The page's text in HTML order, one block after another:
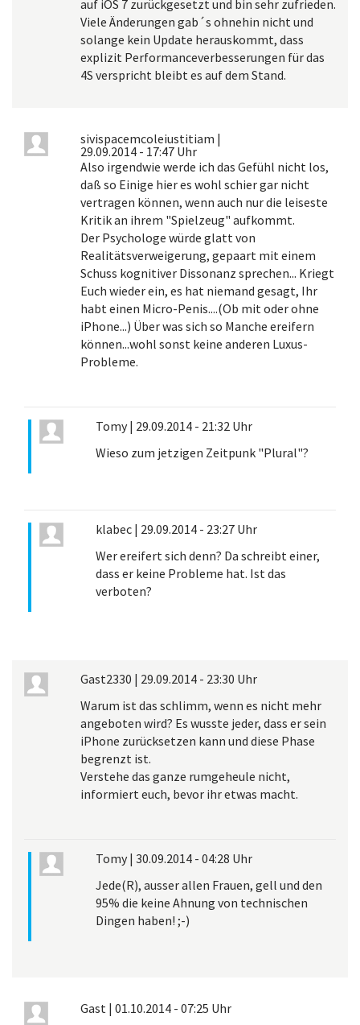
auf iOS 7 zurückgesetzt und bin sehr zufrieden.
Viele Änderungen gab´s ohnehin nicht und
solange kein Update herauskommt, dass
explizit Performanceverbesserungen für das
4S verspricht bleibt es auf dem Stand.
sivispacemcoleiustitiam |
29.09.2014 - 17:47 Uhr
Also irgendwie werde ich das Gefühl nicht los,
daß so Einige hier es wohl schier gar nicht
vertragen können, wenn auch nur die leiseste
Kritik an ihrem "Spielzeug" aufkommt.
Der Psychologe würde glatt von
Realitätsverweigerung, gepaart mit einem
Schuss kognitiver Dissonanz sprechen... Kriegt
Euch wieder ein, es hat niemand gesagt, Ihr
habt einen Micro-Penis....(Ob mit oder ohne
iPhone...) Über was sich so Manche ereifern
können...wohl sonst keine anderen Luxus-
Probleme.
Tomy| 29.09.2014 - 21:32 Uhr
Wieso zum jetzigen Zeitpunk "Plural"?
klabec | 29.09.2014 - 23:27 Uhr
Wer ereifert sich denn? Da schreibt einer,
dass er keine Probleme hat. Ist das
verboten?
Gast2330 | 29.09.2014 - 23:30 Uhr
Warum ist das schlimm, wenn es nicht mehr
angeboten wird? Es wusste jeder, dass er sein
iPhone zurücksetzen kann und diese Phase
begrenzt ist.
Verstehe das ganze rumgeheule nicht,
informiert euch, bevor ihr etwas macht.
Tomy | 30.09.2014 - 04:28 Uhr
Jede(R), ausser allen Frauen, gell und den
95% die keine Ahnung von technischen
Dingen haben! ;-)
Gast | 01.10.2014 - 07:25 Uhr